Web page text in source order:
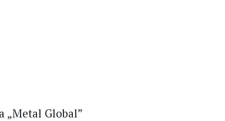
„Metal Global”